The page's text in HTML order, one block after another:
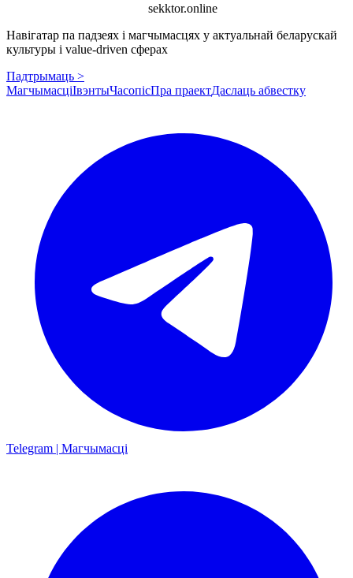
sekktor.online
Навігатар па падзеях і магчымасцях у актуальнай беларускай
культуры і value-driven сферах
Падтрымаць >
МагчымасціІвэнтыЧасопісПра праектДаслаць абвестку
Telegram | Магчымасці